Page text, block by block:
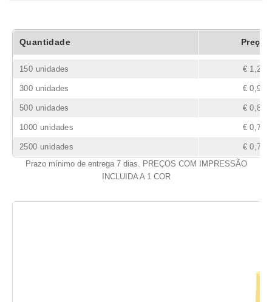
Quantidade Preço
150 unidades € 1,24
300 unidades € 0,97
500 unidades € 0,85
1000 unidades € 0,79
2500 unidades
€ 0,76
Prazo mínimo de entrega 7 dias. PREÇOS COM IMPRESSÃO
INCLUIDA A 1 COR